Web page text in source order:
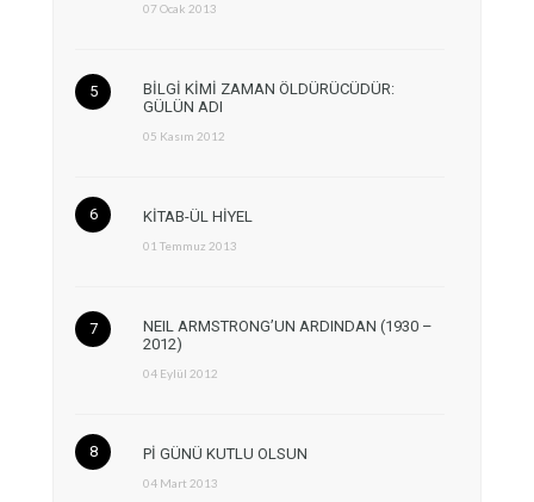
07 Ocak 2013
BİLGİ KİMİ ZAMAN ÖLDÜRÜCÜDÜR:
GÜLÜN ADI
05 Kasım 2012
KİTAB-ÜL HİYEL
01 Temmuz 2013
NEIL ARMSTRONG’UN ARDINDAN (1930 –
2012)
04 Eylül 2012
Pİ GÜNÜ KUTLU OLSUN
04 Mart 2013